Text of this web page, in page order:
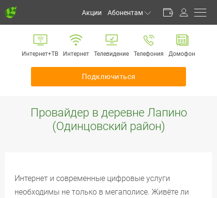
Акции Абонентам
Личный кабинет
Способы оплаты
Обратная связь
Информирование
Оборудование
Документы
Интернет+ТВ Интернет Телевидение Телефония Домофон
Подключиться
Провайдер в деревне Лапино
(Одинцовский район)
Интернет и современные цифровые услуги
необходимы не только в мегаполисе. Живёте ли